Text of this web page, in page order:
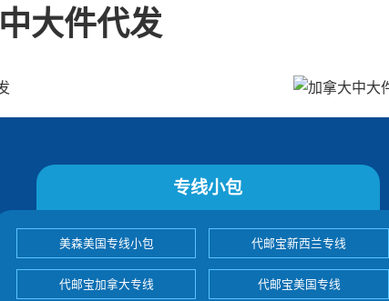
中大件代发
专线小包
美森美国专线小包 代邮宝新西兰专线
代邮宝加拿大专线 代邮宝美国专线